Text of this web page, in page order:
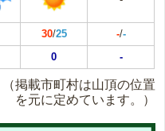
30/25 -/-
0 -
（掲載市町村は山頂の位置
を元に定めています。）